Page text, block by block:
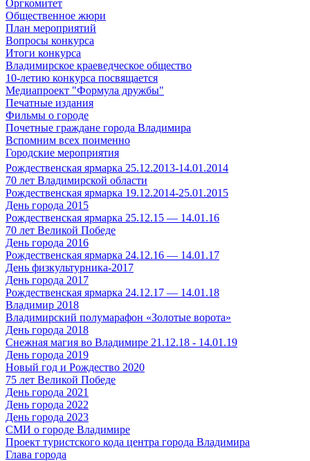
Оргкомитет
Общественное жюри
План мероприятий
Вопросы конкурса
Итоги конкурса
Владимирское краеведческое общество
10-летию конкурса посвящается
Медиапроект "Формула дружбы"
Печатные издания
Фильмы о городе
Почетные граждане города Владимира
Вспомним всех поименно
Городские мероприятия
Рождественская ярмарка 25.12.2013-14.01.2014
70 лет Владимирской области
Рождественская ярмарка 19.12.2014-25.01.2015
День города 2015
Рождественская ярмарка 25.12.15 — 14.01.16
70 лет Великой Победе
День города 2016
Рождественская ярмарка 24.12.16 — 14.01.17
День физкультурника-2017
День города 2017
Рождественская ярмарка 24.12.17 — 14.01.18
Владимир 2018
Владимирский полумарафон «Золотые ворота»
День города 2018
Снежная магия во Владимире 21.12.18 - 14.01.19
День города 2019
Новый год и Рождество 2020
75 лет Великой Победе
День города 2021
День города 2022
День города 2023
СМИ о городе Владимире
Проект туристского кода центра города Владимира
Глава города